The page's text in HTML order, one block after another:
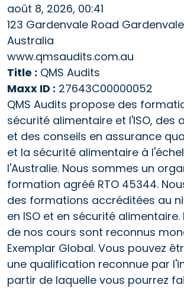
août 8, 2026, 00:41
123 Gardenvale Road
Australia
www.qmsaudits.com.au
Title : QMS Audits
Maxx ID : 27643C00000052
QMS Audits propose des
sécurité alimentaire et l'ISO, des
et des conseils en assurance
et la sécurité alimentaire à
l'Australie. Nous sommes un
formation agréé RTO 45344.
des formations accréditées au
en ISO et en sécurité
de nos cours sont reconnus
Exemplar Global. Vous pouvez
une qualification reconnue par
partir de laquelle vous pourrez